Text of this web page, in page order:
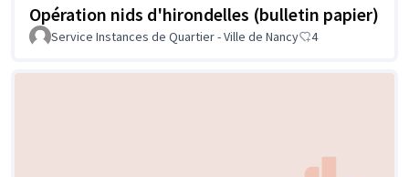
Opération nids d'hirondelles (bulletin papier)
Service Instances de Quartier - Ville de Nancy 4